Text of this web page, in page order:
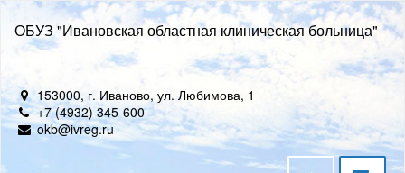
ОБУЗ "Ивановская областная клиническая больница"
153000, г. Иваново, ул. Любимова, 1
+7 (4932) 345-600
okb@ivreg.ru